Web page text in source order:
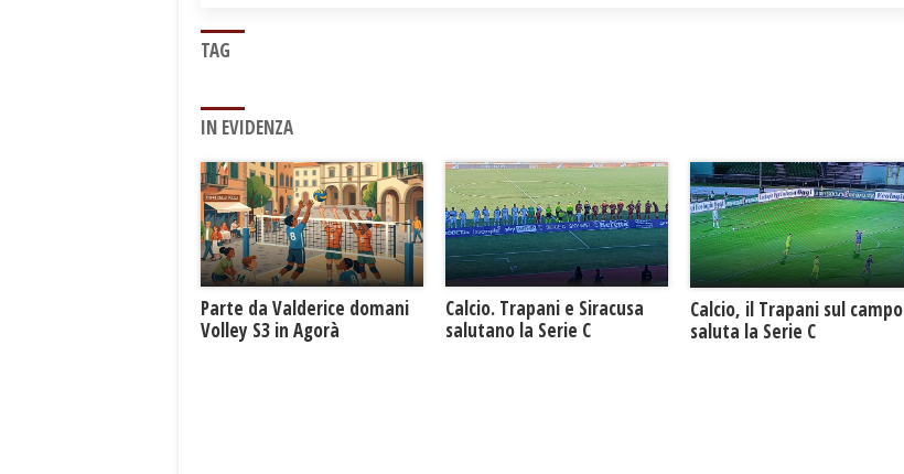
TAG
IN EVIDENZA
Parte da Valderice domani
Volley S3 in Agorà
Calcio. Trapani e Siracusa
salutano la Serie C
Calcio, il Trapani sul campo
saluta la Serie C